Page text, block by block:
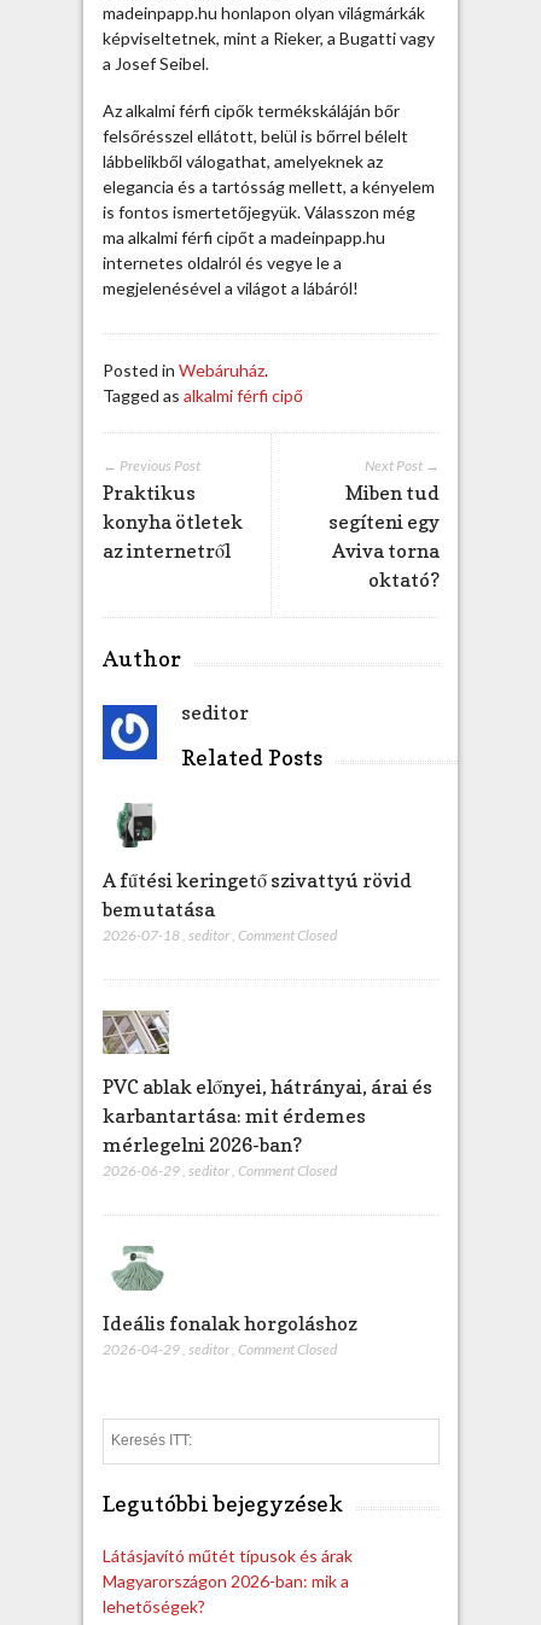
r
m
b
e
r
e
k
n
e
b
g
madeinpapp.hu honlapon olyan világmárkák
képviseltetnek, mint a Rieker, a Bugatti vagy
a Josef Seibel.
Az alkalmi férfi cipők termékskáláján bőr
felsőrésszel ellátott, belül is bőrrel bélelt
lábbelikből válogathat, amelyeknek az
elegancia és a tartósság mellett, a kényelem
is fontos ismertetőjegyük. Válasszon még
ma alkalmi férfi cipőt a madeinpapp.hu
internetes oldalról és vegye le a
megjelenésével a világot a lábáról!
Posted in Webáruház.
Tagged as alkalmi férfi cipő
Next Post →
Miben tud
segíteni egy
Aviva torna
oktató?
← Previous Post
Praktikus
konyha ötletek
az internetről
Author
seditor
Related Posts
A fűtési keringető szivattyú rövid
bemutatása
2026-07-18 seditor Comment Closed
PVC ablak előnyei, hátrányai, árai és
karbantartása: mit érdemes
mérlegelni 2026-ban?
2026-06-29, seditor, Comment Closed
Ideális fonalak horgoláshoz
2026-04-29 seditor Comment Closed
e
Legutóbbi bejegyzések
Látásjavító műtét típusok és árak
Magyarországon 2026-ban: mik a
lehetőségek?